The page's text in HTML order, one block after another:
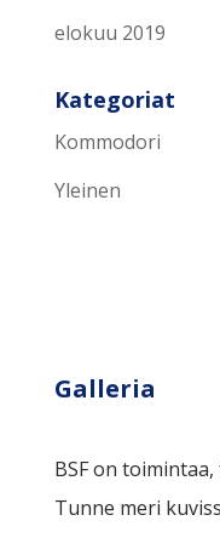
elokuu 2019
Kategoriat
Kommodori
Yleinen
Galleria
BSF on
Tunne meri